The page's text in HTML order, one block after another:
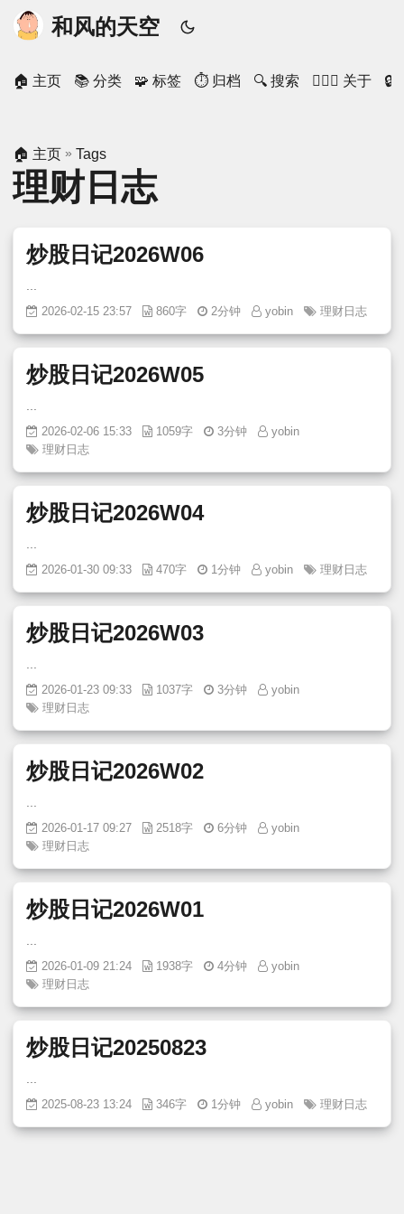
和风的天空
🏠 主页 📚 分类 🧩 标签 ⏱ 归档 🔍 搜索 🙋🏻‍♂️ 关于 🔒
🏠 主页 » Tags
理财日志
炒股日记2026W06
2026-02-15 23:57 860字 2分钟 yobin 理财日志
炒股日记2026W05
2026-02-06 15:33 1059字 3分钟
yobin
理财日志
炒股日记2026W04
2026-01-30 09:33 470字 1分钟 yobin 理财日志
炒股日记2026W03
2026-01-23 09:33 1037字 3分钟
yobin
理财日志
炒股日记2026W02
2026-01-17 09:27 2518字 6分钟
yobin
理财日志
炒股日记2026W01
2026-01-09 21:24 1938字 4分钟
yobin
理财日志
炒股日记20250823
2025-08-23 13:24 346字 1分钟 yobin 理财日志